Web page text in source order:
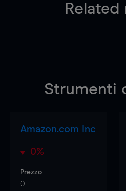
Related
Strumenti
Amazon.com Inc
0%
Prezzo
0